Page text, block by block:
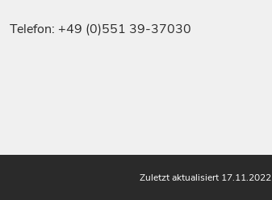
Telefon: +49 (0)551 39-37030
Zuletzt aktualisiert 17.11.2022